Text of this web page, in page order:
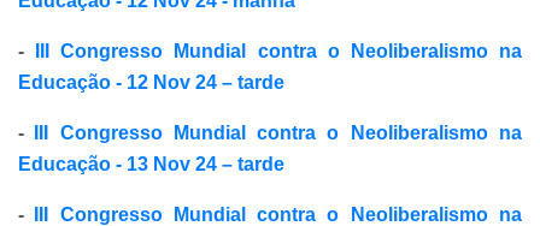
-
III Congresso Mundial contra o Neoliberalismo na
Educação - 12 Nov 24 – tarde
-
III Congresso Mundial contra o Neoliberalismo na
Educação - 13 Nov 24 – tarde
-
III Congresso Mundial contra o Neoliberalismo na